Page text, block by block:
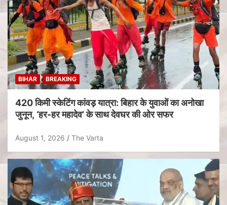
BIHAR BREAKING
420 किमी स्केटिंग कांवड़ यात्रा: बिहार के युवाओं का अनोखा
जुनून, ‘हर-हर महादेव’ के साथ देवघर की ओर सफर
August 1, 2026 The Varta